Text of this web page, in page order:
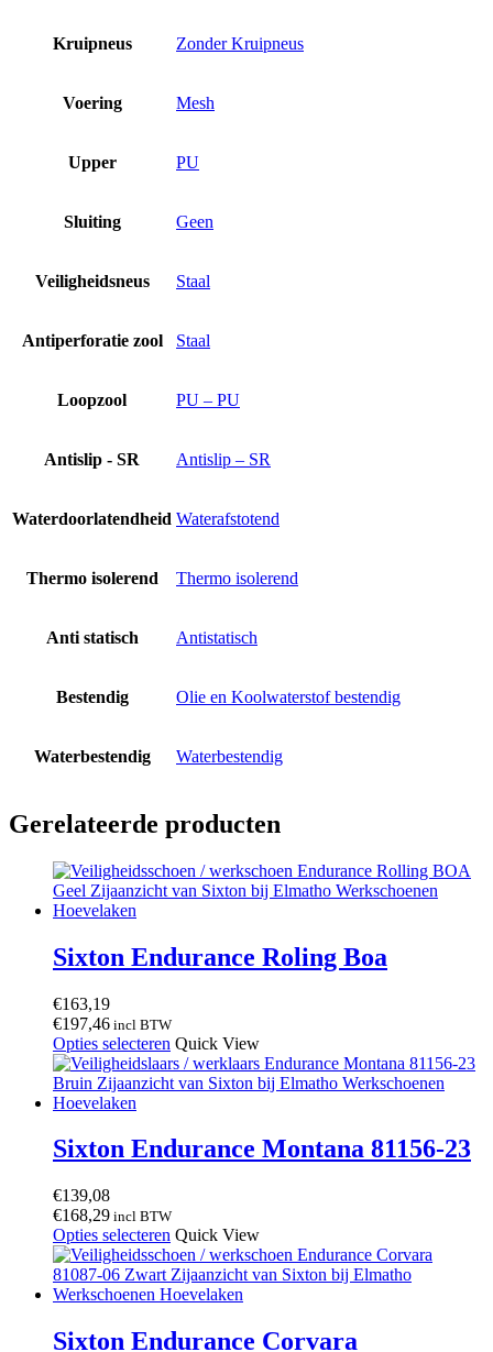
Kruipneus Zonder Kruipneus
Voering Mesh
Upper PU
Sluiting Geen
Veiligheidsneus Staal
Antiperforatie zool Staal
Loopzool PU – PU
Antislip - SR Antislip – SR
Waterdoorlatendheid Waterafstotend
Thermo isolerend Thermo isolerend
Anti statisch Antistatisch
Bestendig Olie en Koolwaterstof bestendig
Waterbestendig Waterbestendig
Gerelateerde producten
Sixton Endurance Roling Boa
€163,19
€197,46 incl BTW
Opties selecteren Dit
product
heeft
Deze
optie
op
de
productpagina
Quick View
Sixton Endurance Montana 81156-23
€139,08
€168,29 incl BTW
Opties selecteren Dit
product
heeft
meerdere
Deze
Quick View
Sixton Endurance Corvara